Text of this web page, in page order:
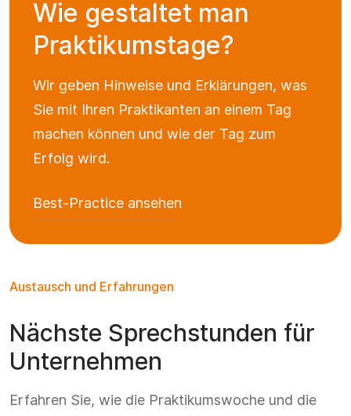
Wie gestaltet man
Praktikumstage?
Wir geben Hinweise und Erklärungen, was
Sie mit Ihren Praktikanten an einem Tag
machen können und wie der Tag zum
Erfolg wird.
Best-Practice ansehen
Austausch und Erfahrungen
Nächste Sprechstunden für
Unternehmen
Erfahren Sie, wie die Praktikumswoche und die